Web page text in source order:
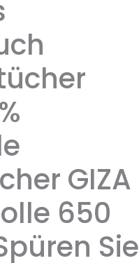
GIZA
650
Sie